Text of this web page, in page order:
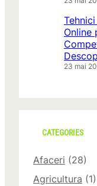
Online
23 mai
CATEGORIES
Afaceri (28)
Agricultura (1)